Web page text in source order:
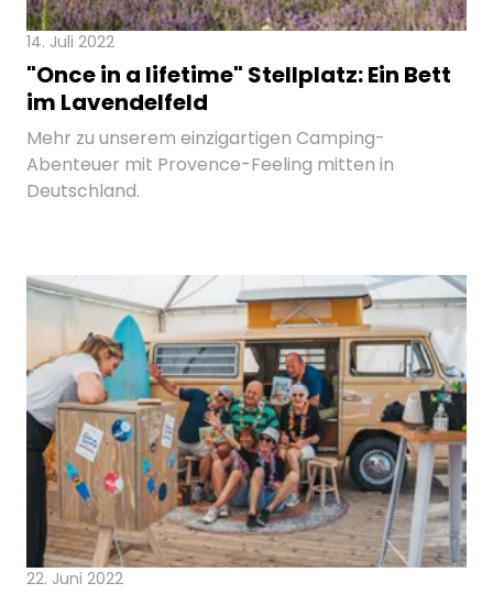
14. Juli 2022
"Once in a lifetime" Stellplatz: Ein Bett
im Lavendelfeld
Mehr zu unserem einzigartigen Camping-
Abenteuer mit Provence-Feeling mitten in
Deutschland.
22. Juni 2022